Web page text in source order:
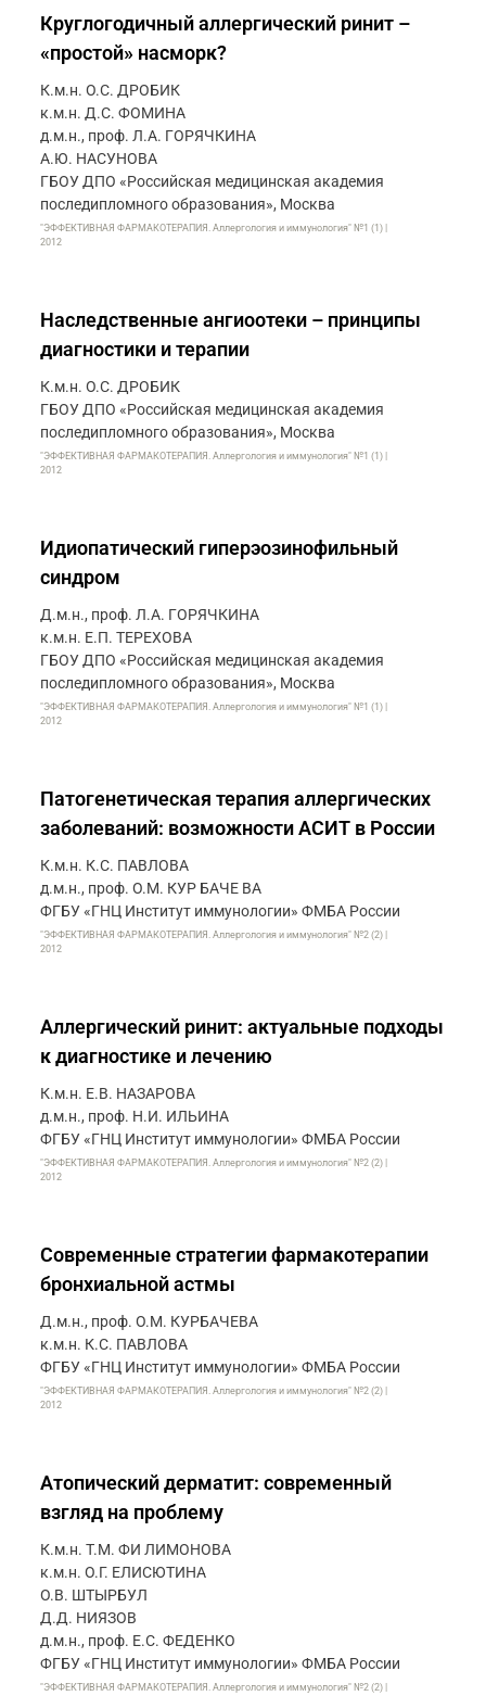
Круглогодичный аллергический ринит –
«простой» насморк?
К.м.н. О.С. ДРОБИК
к.м.н. Д.С. ФОМИНА
д.м.н., проф. Л.А. ГОРЯЧКИНА
А.Ю. НАСУНОВА
ГБОУ ДПО «Российская медицинская академия
последипломного образования», Москва
"ЭФФЕКТИВНАЯ ФАРМАКОТЕРАПИЯ. Аллергология и иммунология" №1 (1) |
2012
Наследственные ангиоотеки – принципы
диагностики и терапии
К.м.н. О.С. ДРОБИК
ГБОУ ДПО «Российская медицинская академия
последипломного образования», Москва
"ЭФФЕКТИВНАЯ ФАРМАКОТЕРАПИЯ. Аллергология и иммунология" №1 (1) |
2012
Идиопатический гиперэозинофильный
синдром
Д.м.н., проф. Л.А. ГОРЯЧКИНА
к.м.н. Е.П. ТЕРЕХОВА
ГБОУ ДПО «Российская медицинская академия
последипломного образования», Москва
"ЭФФЕКТИВНАЯ ФАРМАКОТЕРАПИЯ. Аллергология и иммунология" №1 (1) |
2012
Патогенетическая терапия аллергических
заболеваний: возможности АСИТ в России
К.м.н. К.С. ПАВЛОВА
д.м.н., проф. О.М. КУР БАЧЕ ВА
ФГБУ «ГНЦ Институт иммунологии» ФМБА России
"ЭФФЕКТИВНАЯ ФАРМАКОТЕРАПИЯ. Аллергология и иммунология" №2 (2) |
2012
Аллергический ринит: актуальные подходы
к диагностике и лечению
К.м.н. Е.В. НАЗАРОВА
д.м.н., проф. Н.И. ИЛЬИНА
ФГБУ «ГНЦ Институт иммунологии» ФМБА России
"ЭФФЕКТИВНАЯ ФАРМАКОТЕРАПИЯ. Аллергология и иммунология" №2 (2) |
2012
Современные стратегии фармакотерапии
бронхиальной астмы
Д.м.н., проф. О.М. КУРБАЧЕВА
к.м.н. К.С. ПАВЛОВА
ФГБУ «ГНЦ Институт иммунологии» ФМБА России
"ЭФФЕКТИВНАЯ ФАРМАКОТЕРАПИЯ. Аллергология и иммунология" №2 (2) |
2012
Атопический дерматит: современный
взгляд на проблему
К.м.н. Т.М. ФИ ЛИМОНОВА
к.м.н. О.Г. ЕЛИСЮТИНА
О.В. ШТЫРБУЛ
Д.Д. НИЯЗОВ
д.м.н., проф. Е.С. ФЕДЕНКО
ФГБУ «ГНЦ Институт иммунологии» ФМБА России
"ЭФФЕКТИВНАЯ ФАРМАКОТЕРАПИЯ. Аллергология и иммунология" №2 (2) |